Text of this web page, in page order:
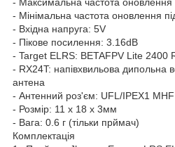
- Максимальна частота
- Мінімальна частота оновлення
- Вхідна напруга: 5V
- Пікове посилення: 3.16dB
- Target ELRS: BETAFPV Lite 2400
- RX24T: напівхвильова дипольна
антена
- Антенний роз'єм: UFL/IPEX1 MHF
- Розмір: 11 х 18 х 3мм
- Вага: 0.6 г (тільки прймач)
Комплектація